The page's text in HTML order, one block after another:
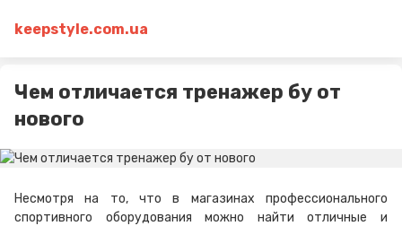
keepstyle.com.ua
Чем отличается тренажер бу от
нового
Несмотря на то, что в магазинах профессионального
спортивного оборудования можно найти отличные и